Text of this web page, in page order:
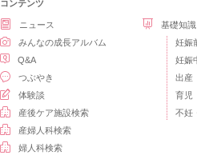
コンテンツ
ニュース
みんなの成長アルバム
Q&A
つぶやき
体験談
産後ケア施設検索
産婦人科検索
婦人科検索
基礎知識
妊娠
妊娠
出産
育児
不妊